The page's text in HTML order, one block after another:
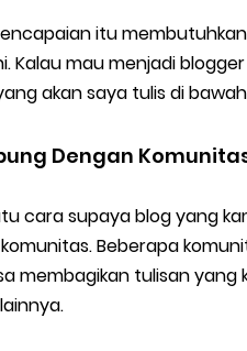
itu
Kalau mau menjadi
akan saya tulis di
Dengan
cara supaya blog yang
Beberapa
membagikan tulisan yang